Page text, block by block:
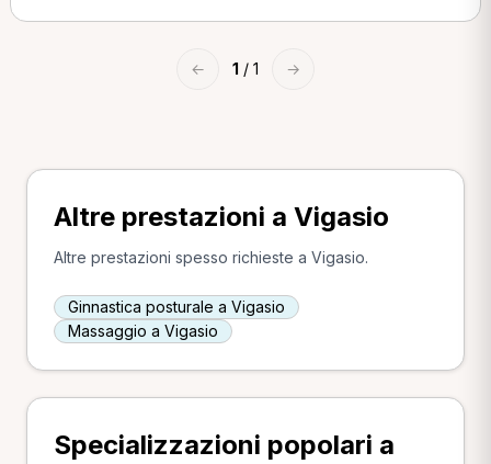
← 1 / 1 →
Altre prestazioni a Vigasio
Altre prestazioni spesso richieste a Vigasio.
Ginnastica posturale a Vigasio
Massaggio a Vigasio
Specializzazioni popolari a